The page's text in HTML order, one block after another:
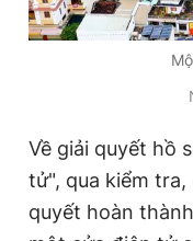
Tổng biên tập: Nguyễn
Phó tổng biên tập
Phó tổng biên tập:
Tổng thư ký tòa soạn:
© 2003-2026 Bản
chép dưới mọi hình
bản. Phát triển bởi ePi
Về giải quyết hồ
tử", qua kiểm
quyết hoàn